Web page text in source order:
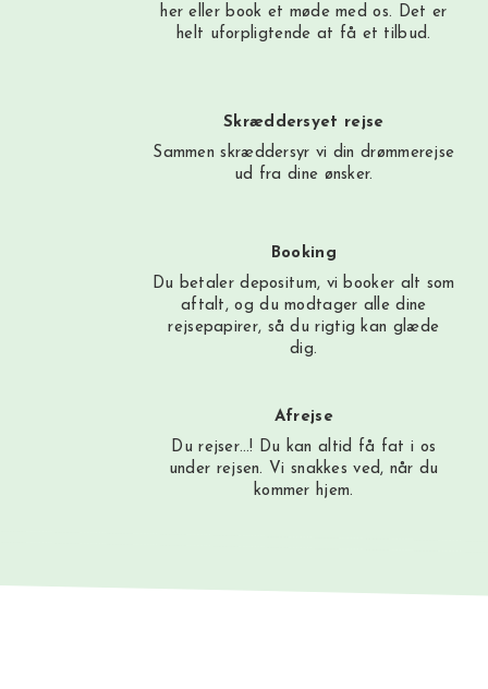
her eller book et møde med os. Det er
helt uforpligtende at få et tilbud.
Skræddersyet rejse
Sammen skræddersyr vi din drømmerejse
ud fra dine ønsker.
Booking
Du betaler depositum, vi booker alt som
aftalt, og du modtager alle dine
rejsepapirer, så du rigtig kan glæde
dig.
Afrejse
Du rejser…! Du kan altid få fat i os
under rejsen. Vi snakkes ved, når du
kommer hjem.